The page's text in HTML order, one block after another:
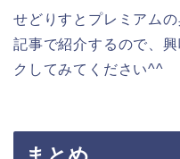
せどりすとプレミアム
記事で紹介するので、
クしてみてください^^